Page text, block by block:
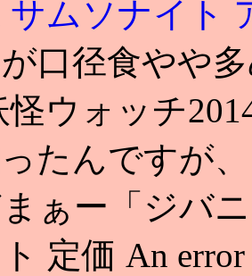
サムソナイト
口径食やや
怪ウォッチ
たんですが
ぁー「ジバ
定価 An